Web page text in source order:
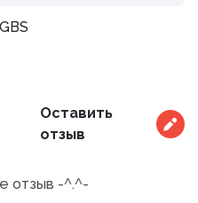
GBS
Оставить
отзыв
отзыв -^.^-